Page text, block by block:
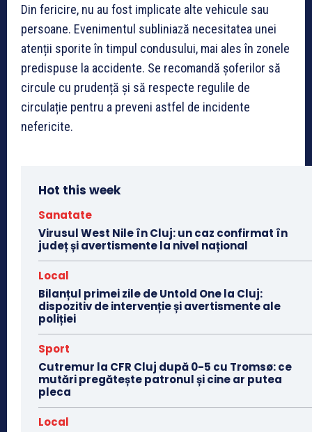
Din fericire, nu au fost implicate alte vehicule sau
persoane. Evenimentul subliniază necesitatea unei
atenții sporite în timpul condusului, mai ales în zonele
predispuse la accidente. Se recomandă șoferilor să
circule cu prudență și să respecte regulile de
circulație pentru a preveni astfel de incidente
nefericite.
Hot this week
Sanatate
Virusul West Nile în Cluj: un caz confirmat în
județ și avertismente la nivel național
Local
Bilanțul primei zile de Untold One la Cluj:
dispozitiv de intervenție și avertismente ale
poliției
Sport
Cutremur la CFR Cluj după 0-5 cu Tromsø: ce
mutări pregătește patronul și cine ar putea
pleca
Local